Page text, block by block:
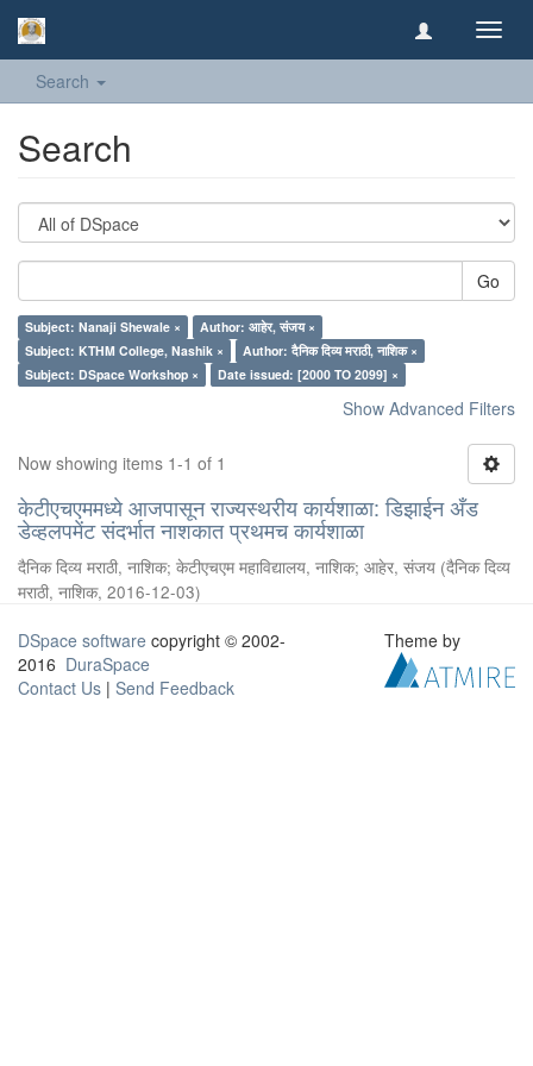
Search
Search
Go
Subject: Nanaji Shewale ×
Author: आहेर, संजय ×
Subject: KTHM College, Nashik ×
Author: दैनिक दिव्य मराठी, नाशिक ×
Subject: DSpace Workshop ×
Date issued: [2000 TO 2099] ×
Show Advanced Filters
Now showing items 1-1 of 1
केटीएचएममध्ये आजपासून राज्यस्थरीय कार्यशाळा: डिझाईन अँड
डेव्हलपमेंट संदर्भात नाशकात प्रथमच कार्यशाळा
दैनिक दिव्य मराठी, नाशिक; केटीएचएम महाविद्यालय, नाशिक; आहेर, संजय (दैनिक दिव्य
मराठी, नाशिक, 2016-12-03)
DSpace software copyright © 2002-
2016 DuraSpace
Contact Us | Send Feedback
Theme by